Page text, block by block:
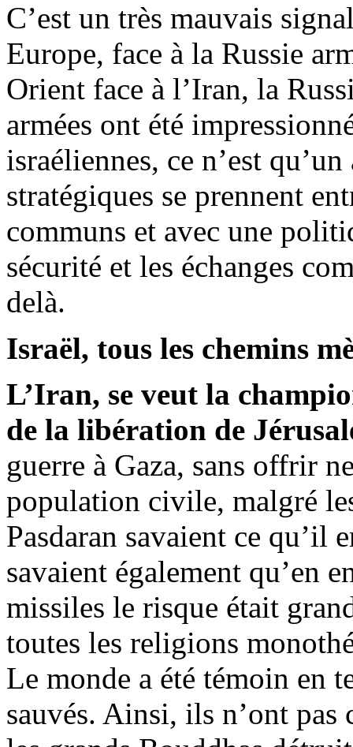
C’est un très mauvais
Europe, face à la Russie
Orient face à l’Iran, la
armées ont été
israéliennes, ce n’est
stratégiques se prennent
communs et avec une
sécurité et les échanges
delà.
Israël, tous les chemins
L’Iran, se veut la
de la libération de
guerre à Gaza, sans offrir
population civile, malgré
Pasdaran savaient ce qu’il
savaient également qu’en
missiles le risque était
toutes les religions
Le monde a été témoin en
sauvés. Ainsi, ils n’ont pas